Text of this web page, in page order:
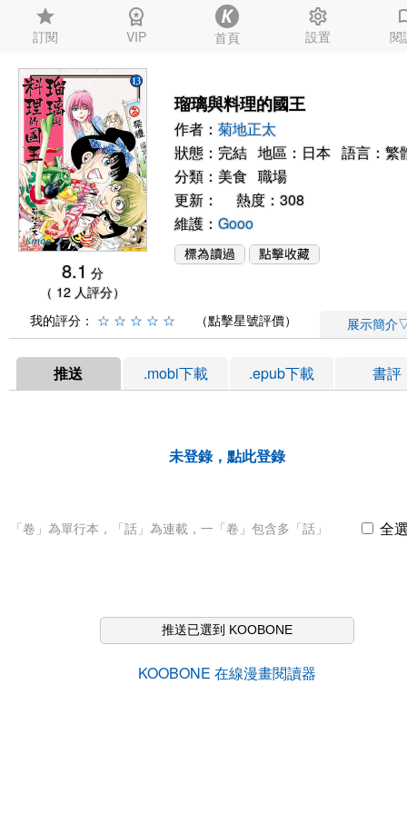
star
訂閱
workspace_premium
VIP 首頁
settings
設置 閱
8.1 分
（ 12 人評分）
瑠璃與料理的國王
作者： 菊地正太
狀態：完結 地區：日本 語言：繁
分類： 美食 職場
更新： 熱度：308
維護： Gooo
我的評分： ☆ ☆ ☆ ☆ ☆ （點擊星號評價） 展示簡介
推送 .mobi下載 .epub下載 書評
未登錄，點此登錄
「卷」為單行本，「話」為連載，一「卷」包含多「話」 全
推送已選到 KOOBONE
KOOBONE 在線漫畫閱讀器